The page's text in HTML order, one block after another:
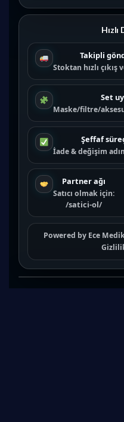
Takipli
Stoktan hızlı çıkış
Set
Maske/filtre/
Şeffaf
İade & değişim
Partner ağı
Satıcı olmak için:
/satici-ol/
Powered by Ece